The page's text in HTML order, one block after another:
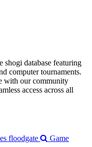
shogi database featuring
computer tournaments.
with our community
access across all
floodgate
Game